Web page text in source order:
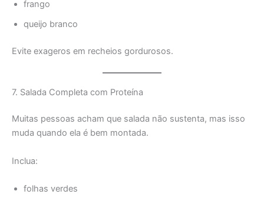
frango
queijo branco
Evite exageros em recheios gordurosos.
7. Salada Completa com Proteína
Muitas pessoas acham que salada não sustenta, mas isso
muda quando ela é bem montada.
Inclua:
folhas verdes